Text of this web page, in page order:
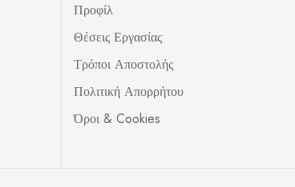
Προφίλ
Θέσεις Εργασίας
Τρόποι Αποστολής
Πολιτική Απορρήτου
Όροι & Cookies